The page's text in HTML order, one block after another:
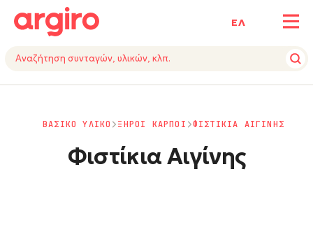
ΕΛ
ΒΑΣΙΚΟ ΥΛΙΚΟ ΞΗΡΟΙ ΚΑΡΠΟΙ ΦΙΣΤΙΚΙΑ ΑΙΓΙΝΗΣ
Φιστίκια Αιγίνης